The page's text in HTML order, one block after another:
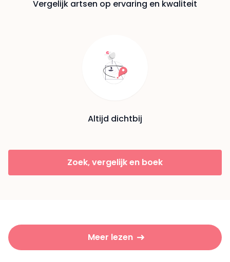
Vergelijk artsen op ervaring en kwaliteit
Altijd dichtbij
Zoek, vergelijk en boek
Meer lezen